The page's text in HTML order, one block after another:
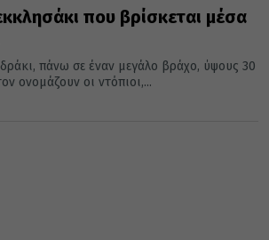
που βρίσκεται μέσα
πάνω σε έναν μεγάλο βράχο, ύψους 30
ονομάζουν οι ντόπιοι,...